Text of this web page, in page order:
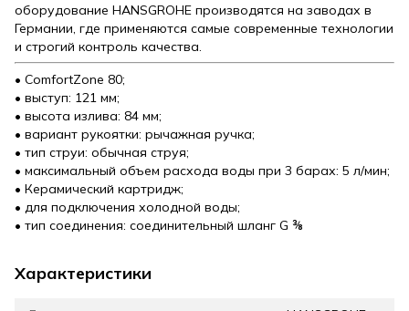
оборудование HANSGROHE производятся на заводах в
Германии, где применяются самые современные технологии
и строгий контроль качества.
• ComfortZone 80;
• выступ: 121 мм;
• высота излива: 84 мм;
• вариант рукоятки: рычажная ручка;
• тип струи: обычная струя;
• максимальный объем расхода воды при 3 барах: 5 л/мин;
• Керамический картридж;
• для подключения холодной воды;
• тип соединения: соединительный шланг G ⅜
Характеристики